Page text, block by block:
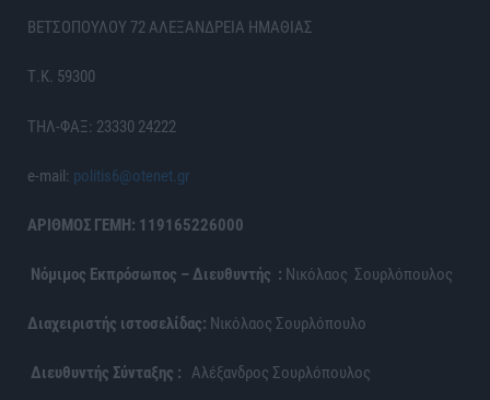
ΒΕΤΣΟΠΟΥΛΟΥ 72 ΑΛΕΞΑΝΔΡΕΙΑ ΗΜΑΘΙΑΣ
Τ.Κ. 59300
ΤΗΛ-ΦΑΞ: 23330 24222
e-mail: politis6@otenet.gr
ΑΡΙΘΜΟΣ ΓΕΜΗ: 119165226000
Νόμιμος Εκπρόσωπος – Διευθυντής : Νικόλαος Σουρλόπουλος
Διαχειριστής ιστοσελίδας: Νικόλαος Σουρλόπουλο
Διευθυντής Σύνταξης : Αλέξανδρος Σουρλόπουλος